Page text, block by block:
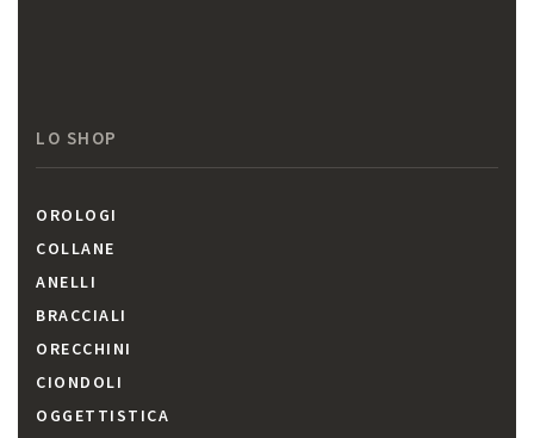
LO SHOP
OROLOGI
COLLANE
ANELLI
BRACCIALI
ORECCHINI
CIONDOLI
OGGETTISTICA